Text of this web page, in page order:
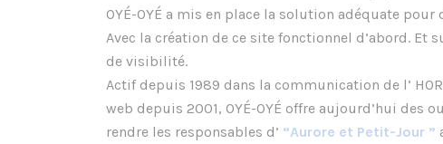
OYÉ-OYÉ a mis en place la solution adéquate
Avec la création de ce site fonctionnel d’abord.
de visibilité.
Actif depuis 1989 dans la communication de l’
web depuis 2001, OYÉ-OYÉ offre aujourd’hui
rendre les responsables d’ “Aurore et Petit-Jour ”